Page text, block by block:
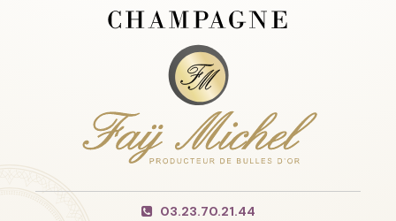
03.23.70.21.44